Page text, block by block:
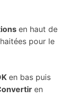
en haut de
pour le
en bas puis
en